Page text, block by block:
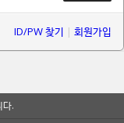
ID/PW 찾기 | 회원가입
다.